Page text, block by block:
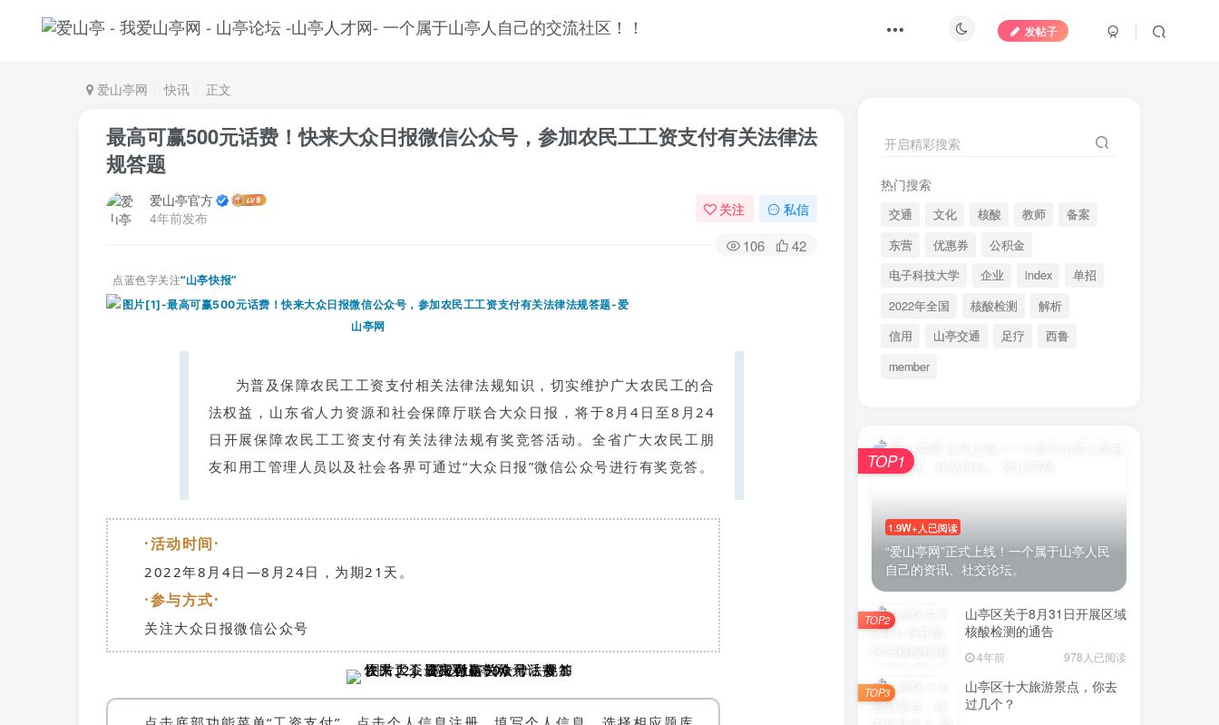
发帖子
爱山亭网 快讯 正文
最高可赢500元话费！快来大众日报微信公众号，参加农民工工资支付有关法律法
规答题
爱山亭官方
4年前发布
关注 私信
106 42
点蓝色字关注“山亭快报”
为普及保障农民工工资支付相关法律法规知识，切实维护广大农民工的合
法权益，山东省人力资源和社会保障厅联合大众日报，将于8月4日至8月24
日开展保障农民工工资支付有关法律法规有奖竞答活动。全省广大农民工朋
友和用工管理人员以及社会各界可通过“大众日报”微信公众号进行有奖竞答。
·活动时间·
2022年8月4日—8月24日，为期21天。
·参与方式·
关注大众日报微信公众号
开启精彩搜索
热门搜索
交通 文化 核酸 教师
备案
东营
优惠券
公积金
电子科技大学
企业 index
单招
2022年全国
核酸检测
解析
信用
山亭交通 足疗
西鲁
member
1.9W+人已阅读
“爱山亭网”正式上线！一个属于山亭人民
自己的资讯、社交论坛。
TOP1
山亭区关于8月31日开展区域
核酸检测的通告
4年前 978人已阅读
TOP2
山亭区十大旅游景点，你去
过几个？
TOP3
登录
没有账号？立即注册
手机号
微信登录
使用社交账号登录即表示同意